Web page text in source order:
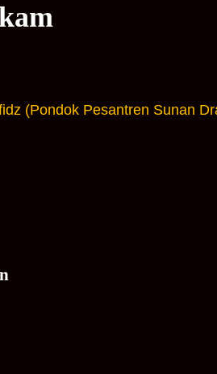
(Pondok Pesantren Sunan